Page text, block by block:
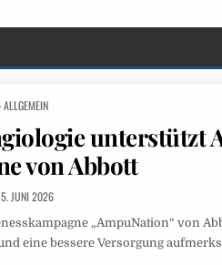
POSTED
ALLGEMEIN
unterstützt
von Abbott
JUNI 2026
„AmpuNation“ von
eine bessere Versorgung